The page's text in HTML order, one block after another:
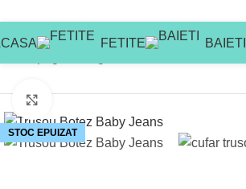
FETITE BAIETI
STOC EPUIZAT